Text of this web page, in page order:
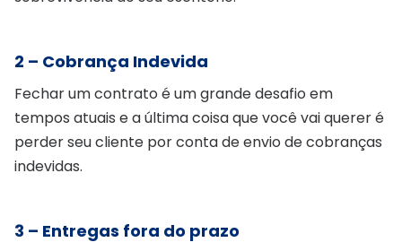
2 – Cobrança Indevida
Fechar um contrato é um grande desafio em
tempos atuais e a última coisa que você vai querer é
perder seu cliente por conta de envio de cobranças
indevidas.
3 – Entregas fora do prazo